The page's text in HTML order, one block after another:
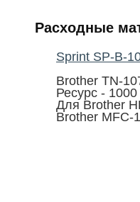
Расходные
Sprint SP-B-
Brother TN-
Ресурс - 1000
Для Brother
Brother MFC-